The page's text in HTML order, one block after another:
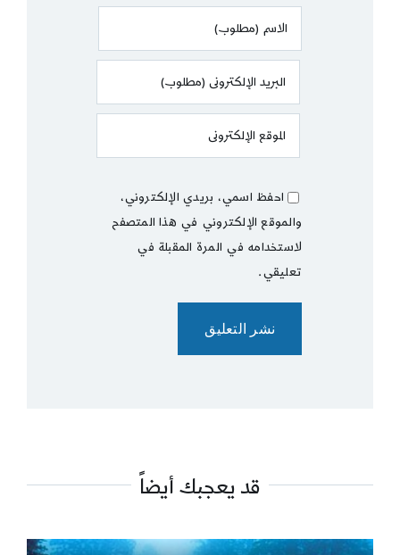
احفظ اسمي، بريدي الإلكتروني،
والموقع الإلكتروني في هذا المتصفح
لاستخدامه في المرة المقبلة في
تعليقي.
قد يعجبك أيضاً